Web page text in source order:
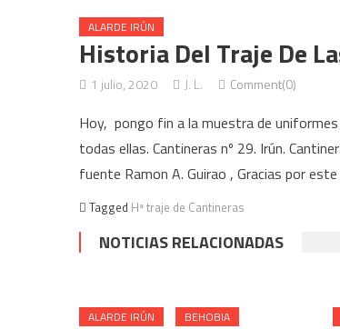
ALARDE IRÚN
Historia Del Traje De
1 julio, 2020 J. L. Comment(0)
Hoy, pongo fin a la muestra de uniformes
todas ellas. Cantineras nº 29. Irún.
fuente Ramon A. Guirao , Gracias por
Tagged Hª traje de Cantineras
NOTICIAS RELACIONADAS
ALARDE IRÚN BEHOBIA